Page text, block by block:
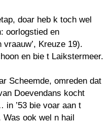
doar heb k toch wel
oorlogstied en
vraauw’, Kreuze 19).
en bie t Laikstermeer.
Scheemde, omreden dat
Doevendans kocht
in ’53 bie voar aan t
ook wel n hail